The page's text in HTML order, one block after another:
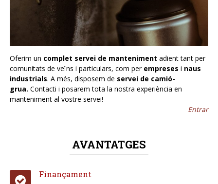
Oferim un complet servei de manteniment adient tant per
comunitats de veïns i particulars, com per empreses i naus
industrials. A més, disposem de servei de camió-
grua. Contacti i posarem tota la nostra experiència en
manteniment al vostre servei!
Entrar
AVANTATGES
Finançament